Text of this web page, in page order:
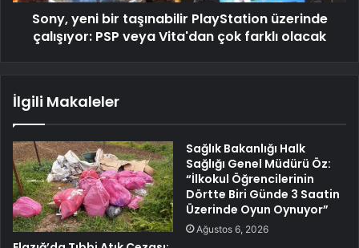
Sony, yeni bir taşınabilir PlayStation üzerinde
çalışıyor: PSP veya Vita'dan çok farklı olacak
İlgili Makaleler
Sağlık Bakanlığı Halk
Sağlığı Genel Müdürü Öz:
“İlkokul Öğrencilerinin
Dörtte Biri Günde 3 Saatin
Üzerinde Oyun Oynuyor”
Ağustos 6, 2026